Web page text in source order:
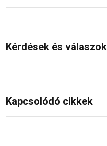
Kérdések és válaszok
Kapcsolódó cikkek